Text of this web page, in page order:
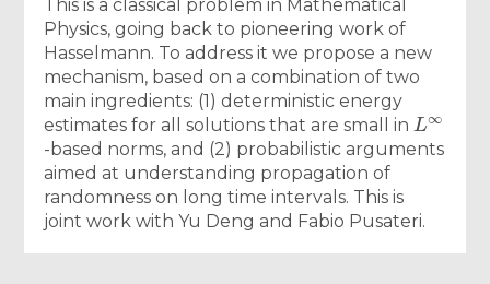
This is a classical problem in Mathematical
Physics, going back to pioneering work of
Hasselmann. To address it we propose a new
mechanism, based on a combination of two
main ingredients: (1) deterministic energy
estimates for all solutions that are small in
L∞
-based norms, and (2) probabilistic arguments
aimed at understanding propagation of
randomness on long time intervals. This is
joint work with Yu Deng and Fabio Pusateri.